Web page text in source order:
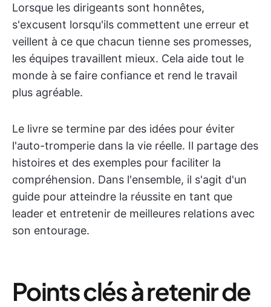
Lorsque les dirigeants sont honnêtes,
s'excusent lorsqu'ils commettent une erreur et
veillent à ce que chacun tienne ses promesses,
les équipes travaillent mieux. Cela aide tout le
monde à se faire confiance et rend le travail
plus agréable.
Le livre se termine par des idées pour éviter
l'auto-tromperie dans la vie réelle. Il partage des
histoires et des exemples pour faciliter la
compréhension. Dans l'ensemble, il s'agit d'un
guide pour atteindre la réussite en tant que
leader et entretenir de meilleures relations avec
son entourage.
Points clés à retenir de